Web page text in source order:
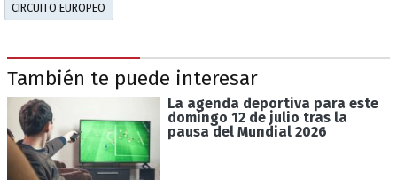
CIRCUITO EUROPEO
También te puede interesar
La agenda deportiva para este
domingo 12 de julio tras la
pausa del Mundial 2026